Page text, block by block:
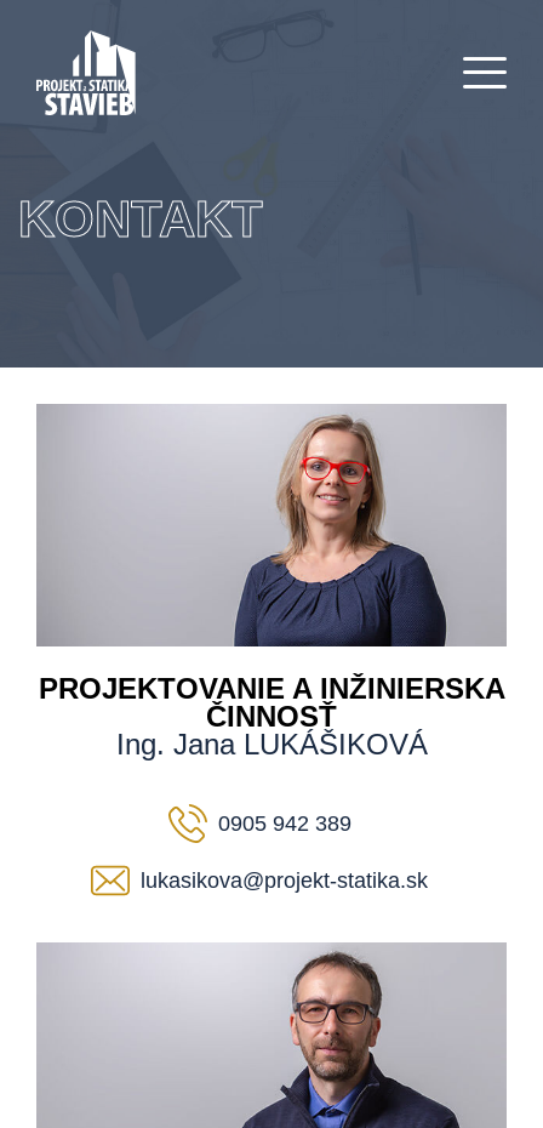
KONTAKT
PROJEKTOVANIE A INŽINIERSKA
ČINNOSŤ
Ing. Jana LUKÁŠIKOVÁ
0905 942 389
lukasikova@projekt-statika.sk